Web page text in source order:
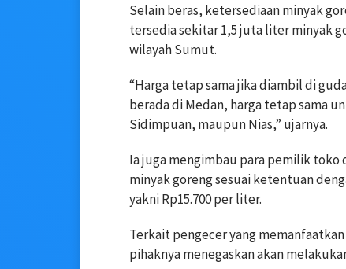
Selain beras, ketersediaan minyak
tersedia sekitar 1,5 juta liter minyak
wilayah Sumut.
“Harga tetap sama jika diambil di
berada di Medan, harga tetap sama
Sidimpuan, maupun Nias,” ujarnya.
Ia juga mengimbau para pemilik
minyak goreng sesuai ketentuan
yakni Rp15.700 per liter.
Terkait pengecer yang
pihaknya menegaskan akan